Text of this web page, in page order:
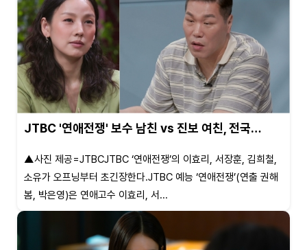
JTBC '연애전쟁' 보수 남친 vs 진보 여친, 전국…
▲사진 제공=JTBCJTBC ‘연애전쟁’의 이효리, 서장훈, 김희철,
소유가 오프닝부터 초긴장한다.JTBC 예능 ‘연애전쟁’(연출 권해
봄, 박은영)은 연애고수 이효리, 서...